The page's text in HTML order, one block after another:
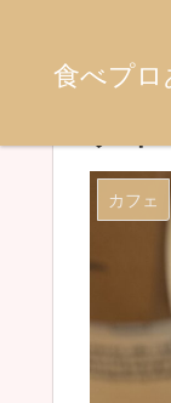
食べプ
長野
カフェ